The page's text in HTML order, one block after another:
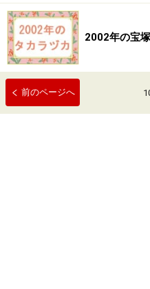
2002年の宝
前のページへ